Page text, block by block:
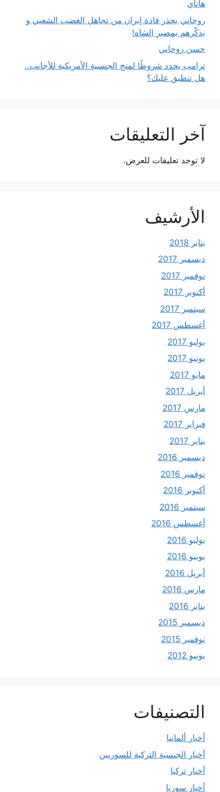
هاتاي
روحاني يحذر قادة إيران من تجاهل الغضب الشعبي و
يذكّرهم بمصير الشاه!
حسن روحاني
ترامب يحدد شروطًا لمنح الجنسية الأمريكية للأجانب..
هل تنطبق عليك؟
آخر التعليقات
لا توجد تعليقات للعرض.
الأرشيف
يناير 2018
ديسمبر 2017
نوفمبر 2017
أكتوبر 2017
سبتمبر 2017
أغسطس 2017
يوليو 2017
يونيو 2017
مايو 2017
أبريل 2017
مارس 2017
فبراير 2017
يناير 2017
ديسمبر 2016
نوفمبر 2016
أكتوبر 2016
سبتمبر 2016
أغسطس 2016
يوليو 2016
يونيو 2016
أبريل 2016
مارس 2016
يناير 2016
ديسمبر 2015
نوفمبر 2015
يونيو 2012
التصنيفات
أخبار ألمانيا
أخبار الجنسية التركية للسوريين
أخبار تركيا
أخبار سوريا